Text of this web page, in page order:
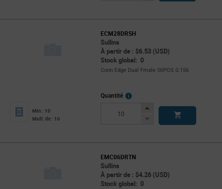
ECM28DRSH
Sullins
À partir de : $6.53 (USD)
Stock global: 0
Conn Edge Dual Fmale 56POS 0.156
Min : 10
Mult. de : 10
Quantité
More
Increase
Decrease
EMC06DRTN
Sullins
À partir de : $4.26 (USD)
Stock global: 0